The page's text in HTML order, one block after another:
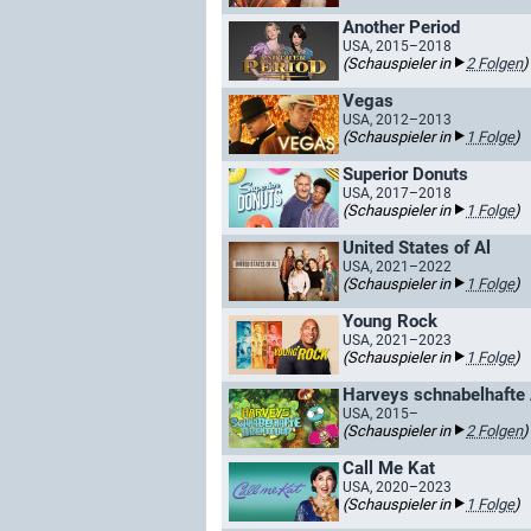
Another Period
USA, 2015–2018
(Schauspieler in 2 Folgen)
Vegas
USA, 2012–2013
(Schauspieler in 1 Folge)
Superior Donuts
USA, 2017–2018
(Schauspieler in 1 Folge)
United States of Al
USA, 2021–2022
(Schauspieler in 1 Folge)
Young Rock
USA, 2021–2023
(Schauspieler in 1 Folge)
Harveys schnabelhafte
USA, 2015–
(Schauspieler in 2 Folgen)
Call Me Kat
USA, 2020–2023
(Schauspieler in 1 Folge)